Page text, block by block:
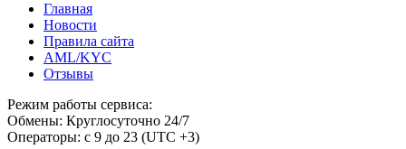
Главная
Новости
Правила сайта
AML/KYC
Отзывы
Режим работы сервиса:
Обмены: Круглосуточно 24/7
Операторы: с 9 до 23 (UTC +3)